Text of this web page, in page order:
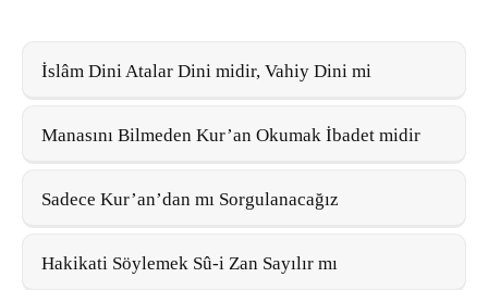
İslâm Dini Atalar Dini midir, Vahiy Dini mi
Manasını Bilmeden Kur’an Okumak İbadet midir
Sadece Kur’an’dan mı Sorgulanacağız
Hakikati Söylemek Sû-i Zan Sayılır mı